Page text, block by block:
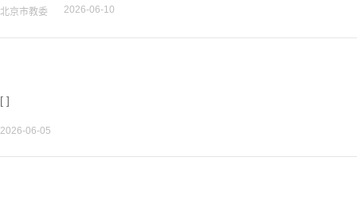
北京市教委 2026-06-10
[ ]
2026-06-05